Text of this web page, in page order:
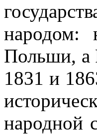
народом:
Польши, а
1831 и
народной